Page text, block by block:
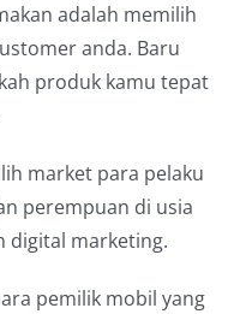
adalah memilih
anda. Baru
produk kamu tepat
market para pelaku
perempuan di usia
digital marketing.
pemilik mobil yang